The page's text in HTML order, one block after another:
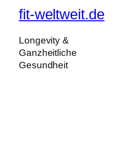
fit-weltweit.de
Longevity &
Ganzheitliche
Gesundheit